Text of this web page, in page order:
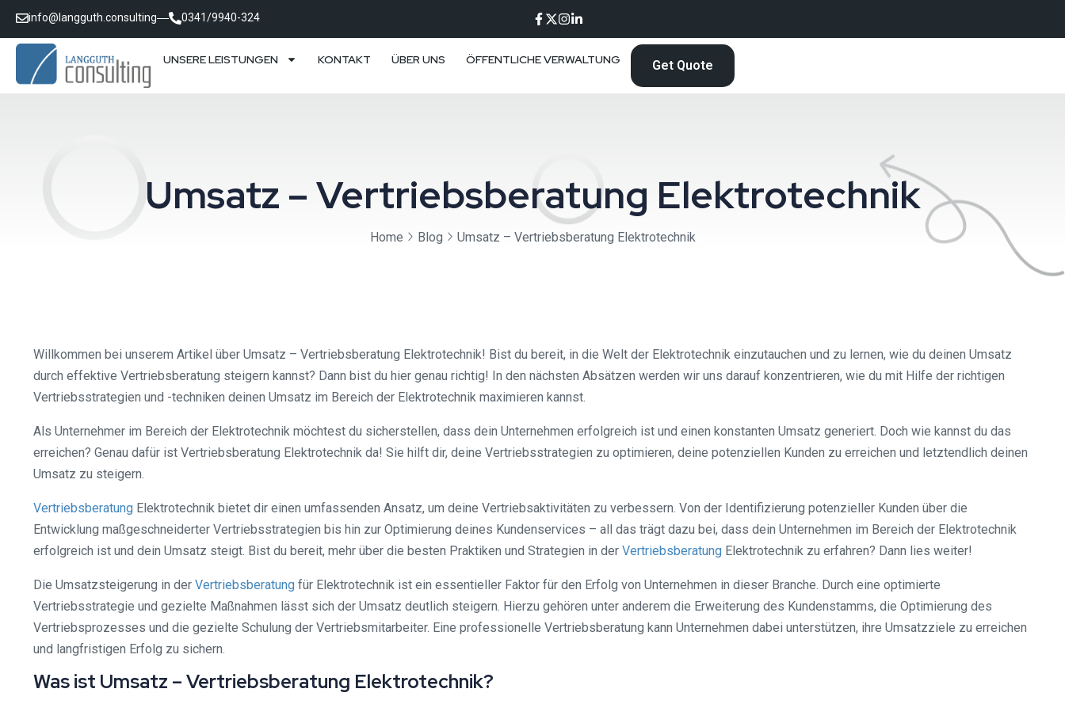
info@langguth.consulting 0341/9940-324
UNSERE LEISTUNGEN KONTAKT ÜBER UNS ÖFFENTLICHE VERWALTUNG Get Quote
Umsatz – Vertriebsberatung Elektrotechnik
Home Blog Umsatz – Vertriebsberatung Elektrotechnik
Willkommen bei unserem Artikel über Umsatz – Vertriebsberatung Elektrotechnik! Bist du bereit, in die Welt der Elektrotechnik einzutauchen und zu lernen, wie du deinen Umsatz
durch effektive Vertriebsberatung steigern kannst? Dann bist du hier genau richtig! In den nächsten Absätzen werden wir uns darauf konzentrieren, wie du mit Hilfe der richtigen
Vertriebsstrategien und -techniken deinen Umsatz im Bereich der Elektrotechnik maximieren kannst.
Als Unternehmer im Bereich der Elektrotechnik möchtest du sicherstellen, dass dein Unternehmen erfolgreich ist und einen konstanten Umsatz generiert. Doch wie kannst du das
erreichen? Genau dafür ist Vertriebsberatung Elektrotechnik da! Sie hilft dir, deine Vertriebsstrategien zu optimieren, deine potenziellen Kunden zu erreichen und letztendlich deinen
Umsatz zu steigern.
Vertriebsberatung Elektrotechnik bietet dir einen umfassenden Ansatz, um deine Vertriebsaktivitäten zu verbessern. Von der Identifizierung potenzieller Kunden über die
Entwicklung maßgeschneiderter Vertriebsstrategien bis hin zur Optimierung deines Kundenservices – all das trägt dazu bei, dass dein Unternehmen im Bereich der Elektrotechnik
erfolgreich ist und dein Umsatz steigt. Bist du bereit, mehr über die besten Praktiken und Strategien in der Vertriebsberatung Elektrotechnik zu erfahren? Dann lies weiter!
Die Umsatzsteigerung in der Vertriebsberatung für Elektrotechnik ist ein essentieller Faktor für den Erfolg von Unternehmen in dieser Branche. Durch eine optimierte
Vertriebsstrategie und gezielte Maßnahmen lässt sich der Umsatz deutlich steigern. Hierzu gehören unter anderem die Erweiterung des Kundenstamms, die Optimierung des
Vertriebsprozesses und die gezielte Schulung der Vertriebsmitarbeiter. Eine professionelle Vertriebsberatung kann Unternehmen dabei unterstützen, ihre Umsatzziele zu erreichen
und langfristigen Erfolg zu sichern.
Was ist Umsatz – Vertriebsberatung Elektrotechnik?